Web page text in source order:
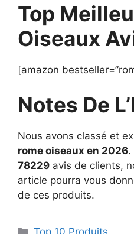
Top
Oiseaux
[amazon
Notes De
Nous avons classé et
rome oiseaux en 2026.
78229 avis de clients,
article pourra vous
de ces produits.
Top 10 Produits